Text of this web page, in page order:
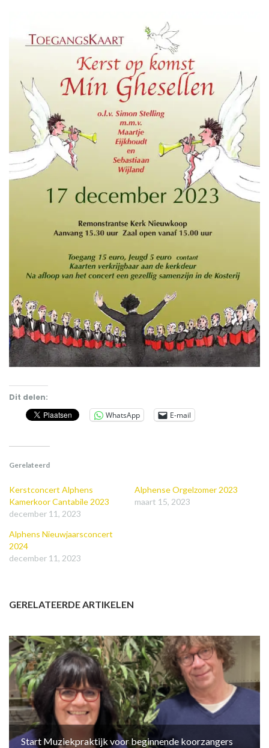
Dit delen:
WhatsApp
E-mail
Gerelateerd
Kerstconcert Alphens
Kamerkoor Cantabile 2023
december 11, 2023
Alphense Orgelzomer 2023
maart 15, 2023
Alphens Nieuwjaarsconcert
2024
december 11, 2023
GERELATEERDE ARTIKELEN
Start Muziekpraktijk voor beginnende koorzangers